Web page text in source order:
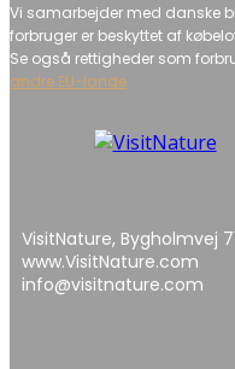
Vi samarbejder med danske
forbruger er beskyttet af
Se også rettigheder som
andre EU-lande
VisitNature, Bygholmvej
www.VisitNature.com
info@visitnature.com